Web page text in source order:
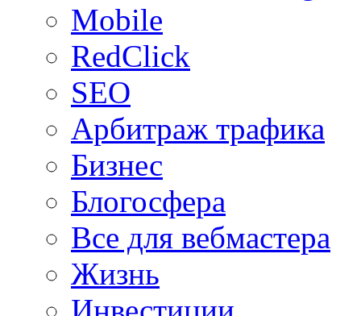
Mobile
RedClick
SEO
Арбитраж трафика
Бизнес
Блогосфера
Все для вебмастера
Жизнь